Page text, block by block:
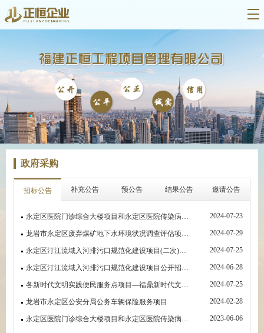
政府采购
招标公告 补充公告 预公告 结果公告 邀请公告
永定区医院门诊综合大楼项目和永定区医院传染病房、医技楼及配套项目--空调项目公开招标招标公告 2024-07-23
龙岩市永定区废弃煤矿地下水环境状况调查评估项目公开招标招标公告 2024-07-29
永定区汀江流域入河排污口规范化建设项目(二次)公开招标招标公告 2024-07-25
永定区汀江流域入河排污口规范化建设项目公开招标招标公告 2024-06-28
各新时代文明实践便民服务点项目—福鼎新时代文明实践宣传阵地建设项目预公告 2024-07-25
龙岩市永定区公安分局公务车辆保险服务项目 2024-02-28
永定区医院门诊综合大楼项目和永定区医院传染病房、医技楼及配套项目工程（电梯采购）招标公告 2023-06-06